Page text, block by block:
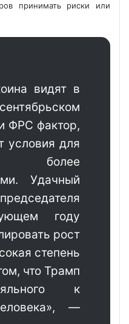
принимать риски или
видят в
ФРС фактор,
условия для
более
Удачный
году
рост
степень
что Трамп
к
—